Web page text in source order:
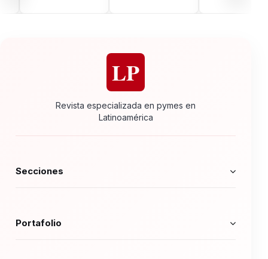
LP
Revista especializada en pymes en
Latinoamérica
Secciones
Portafolio